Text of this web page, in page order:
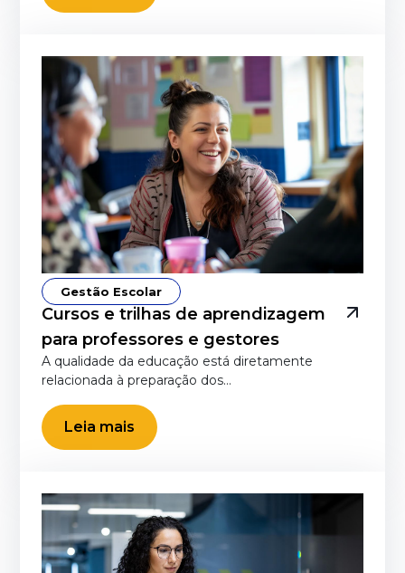
Gestão Escolar
Cursos e trilhas de aprendizagem
para professores e gestores
A qualidade da educação está diretamente
relacionada à preparação dos…
Leia mais